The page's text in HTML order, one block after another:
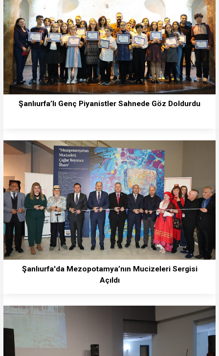
Şanlıurfa’lı Genç Piyanistler Sahnede Göz Doldurdu
Şanlıurfa'da Mezopotamya’nın Mucizeleri Sergisi
Açıldı